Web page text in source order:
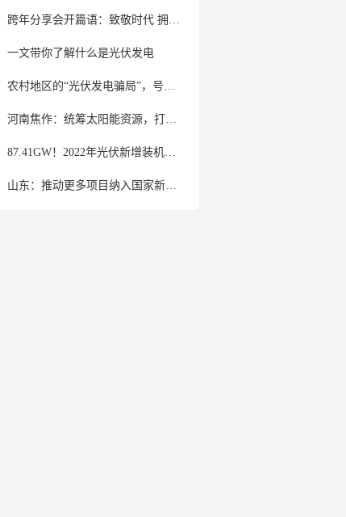
跨年分享会开篇语：致敬时代 拥抱变革
一文带你了解什么是光伏发电
农村地区的“光伏发电骗局”，号称能用屋顶赚钱，不少人已经上当
河南焦作：统筹太阳能资源，打造百万千瓦级光伏基地
87.41GW！2022年光伏新增装机规模发布
山东：推动更多项目纳入国家新增风光大基地项目